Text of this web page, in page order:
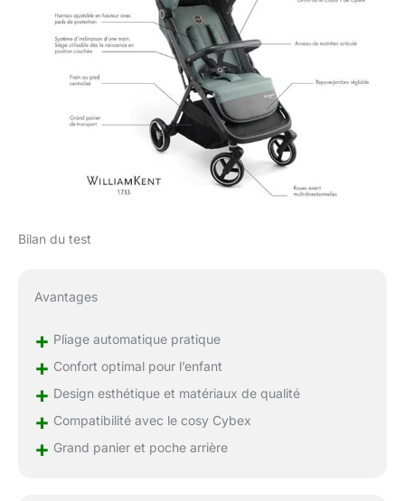
Bilan du test
Avantages
+ Pliage automatique pratique
+ Confort optimal pour l’enfant
+ Design esthétique et matériaux de qualité
+ Compatibilité avec le cosy Cybex
+ Grand panier et poche arrière